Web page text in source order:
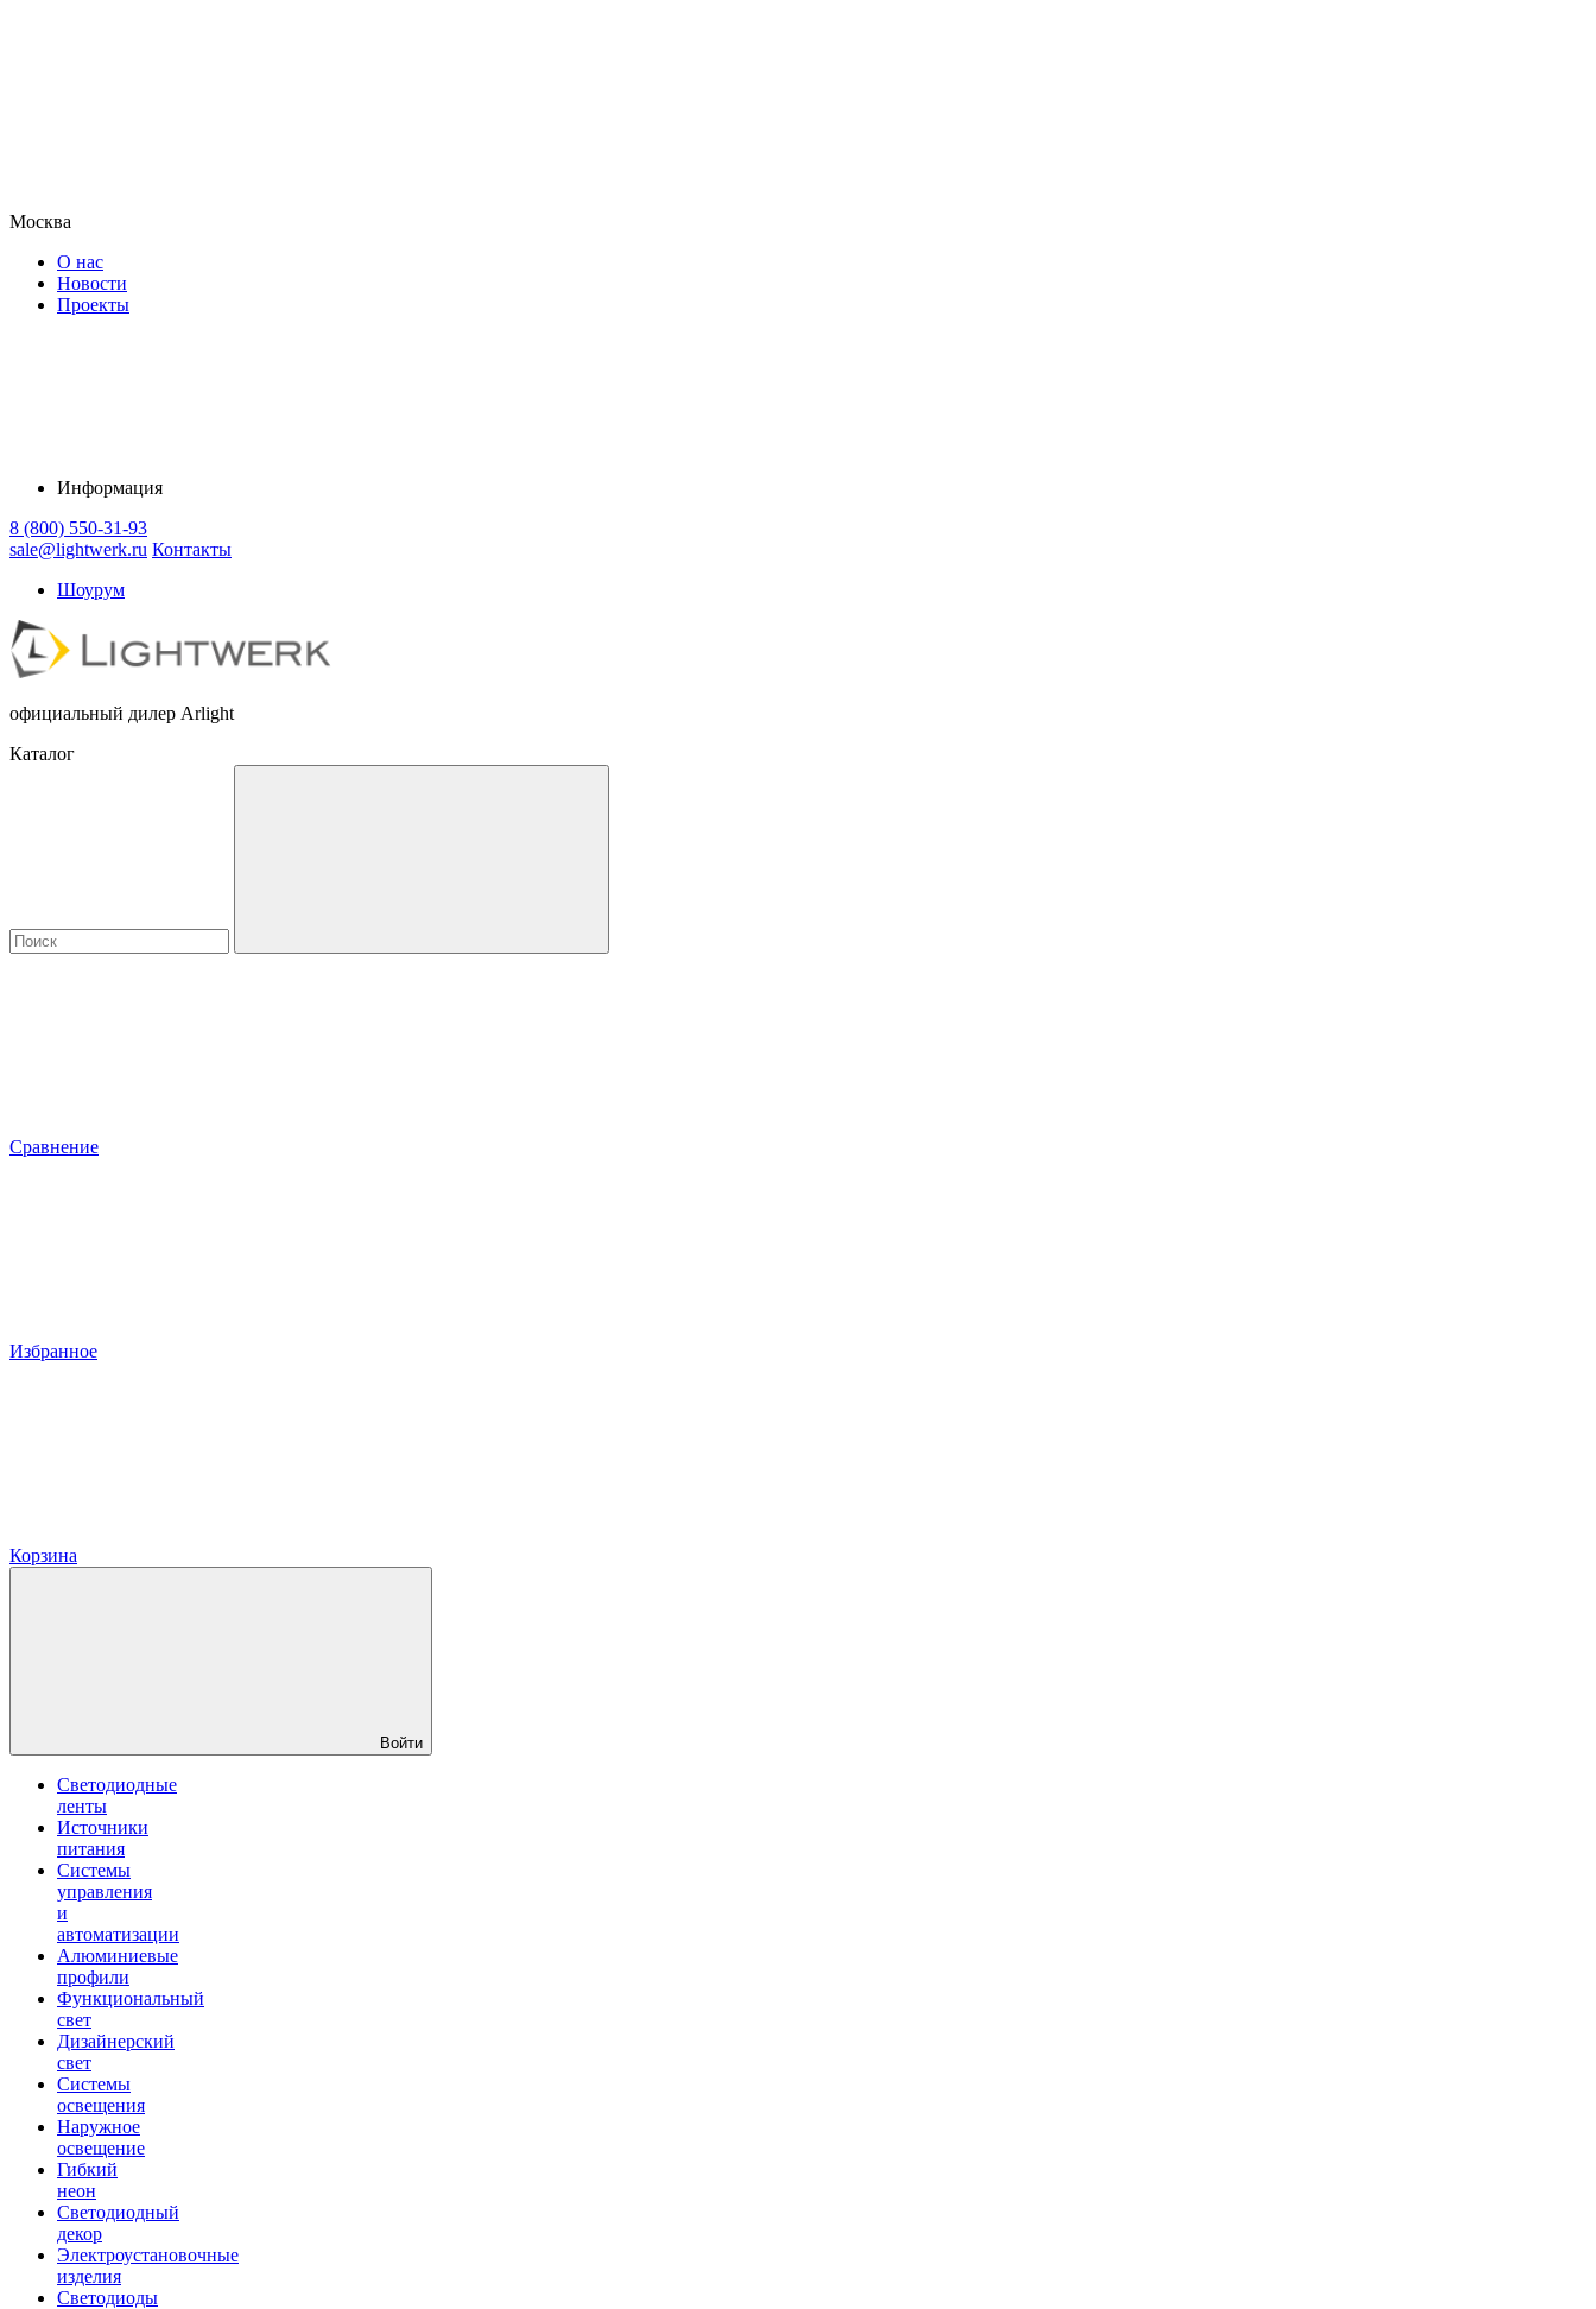
Москва
О нас
Новости
Проекты
Информация
8 (800) 550-31-93
sale@lightwerk.ru Контакты
Шоурум
официальный дилер Arlight
Каталог
Сравнение
Избранное
Корзина
Войти
Светодиодные
ленты
Источники
питания
Системы
управления
и
автоматизации
Алюминиевые
профили
Функциональный
свет
Дизайнерский
свет
Системы
освещения
Наружное
освещение
Гибкий
неон
Светодиодный
декор
Электроустановочные
изделия
Светодиоды